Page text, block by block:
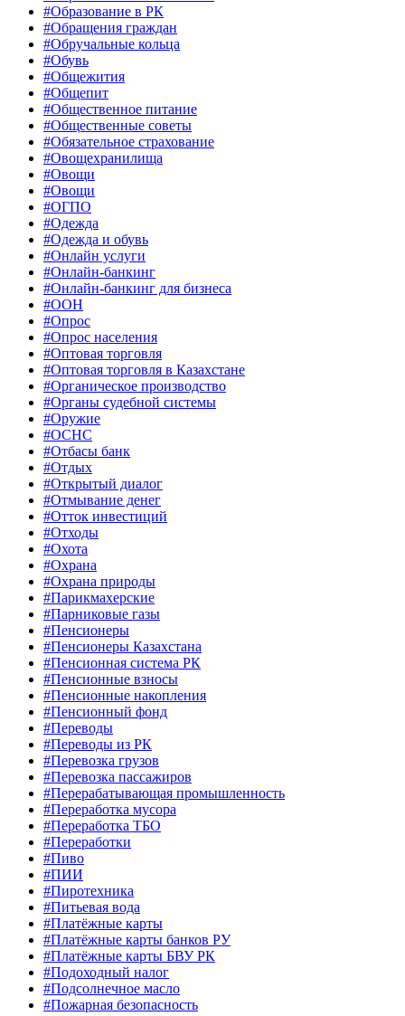
#Образование в РК
#Обращения граждан
#Обручальные кольца
#Обувь
#Общежития
#Общепит
#Общественное питание
#Общественные советы
#Обязательное страхование
#Овощехранилища
#Овощи
#Овощи
#ОГПО
#Одежда
#Одежда и обувь
#Онлайн услуги
#Онлайн-банкинг
#Онлайн-банкинг для бизнеса
#ООН
#Опрос
#Опрос населения
#Оптовая торговля
#Оптовая торговля в Казахстане
#Органическое производство
#Органы судебной системы
#Оружие
#ОСНС
#Отбасы банк
#Отдых
#Открытый диалог
#Отмывание денег
#Отток инвестиций
#Отходы
#Охота
#Охрана
#Охрана природы
#Парикмахерские
#Парниковые газы
#Пенсионеры
#Пенсионеры Казахстана
#Пенсионная система РК
#Пенсионные взносы
#Пенсионные накопления
#Пенсионный фонд
#Переводы
#Переводы из РК
#Перевозка грузов
#Перевозка пассажиров
#Перерабатывающая промышленность
#Переработка мусора
#Переработка ТБО
#Переработки
#Пиво
#ПИИ
#Пиротехника
#Питьевая вода
#Платёжные карты
#Платёжные карты банков РУ
#Платёжные карты БВУ РК
#Подоходный налог
#Подсолнечное масло
#Пожарная безопасность